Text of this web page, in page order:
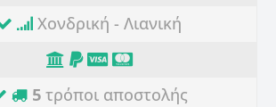
Χονδρική - Λιανική
5τρόποι αποστολής